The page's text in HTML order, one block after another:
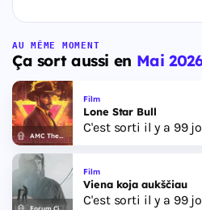
AU MÊME MOMENT
Ça sort aussi en Mai
AMC Theatres
Film
Lone Star Bull
C'est sorti il y a 99
Forum Cinemas
Film
Viena koja aukščiau
C'est sorti il y a 99